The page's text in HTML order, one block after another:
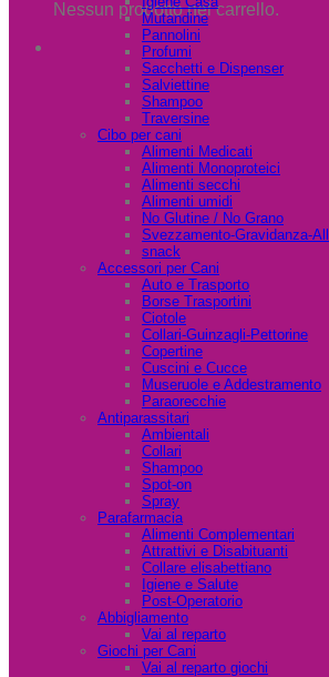
Nessun prodotto nel carrello.
Mutandine
Pannolini
Profumi
Sacchetti e Dispenser
Salviettine
Shampoo
Traversine
Cibo per cani
Alimenti Medicati
Alimenti Monoproteici
Alimenti secchi
Alimenti umidi
No Glutine / No Grano
Svezzamento-Gravidanza-
snack
Accessori per Cani
Auto e Trasporto
Borse Trasportini
Ciotole
Collari-Guinzagli-Pettorine
Copertine
Cuscini e Cucce
Museruole e Addestramento
Paraorecchie
Antiparassitari
Ambientali
Collari
Shampoo
Spot-on
Spray
Parafarmacia
Alimenti Complementari
Attrattivi e Disabituanti
Collare elisabettiano
Igiene e Salute
Post-Operatorio
Abbigliamento
Vai al reparto
Giochi per Cani
Vai al reparto giochi